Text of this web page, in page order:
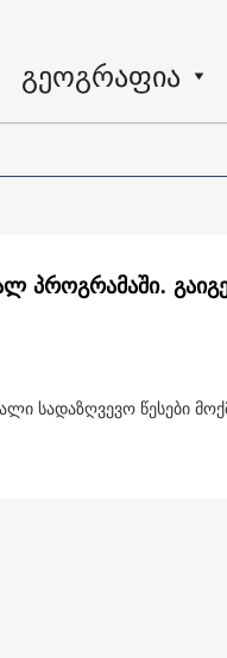
გეოგრაფია
პროგრამაში.
სადაზღვევო წესები